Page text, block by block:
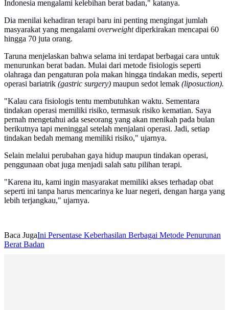
Indonesia mengalami kelebihan berat badan," katanya.
Dia menilai kehadiran terapi baru ini penting mengingat jumlah
masyarakat yang mengalami overweightdiperkirakan mencapai 60
hingga 70 juta orang.
Taruna menjelaskan bahwa selama ini terdapat berbagai cara untuk
menurunkan berat badan. Mulai dari metode fisiologis seperti
olahraga dan pengaturan pola makan hingga tindakan medis, seperti
operasi bariatrik (gastric surgery) maupun sedot lemak (liposuction).
"Kalau cara fisiologis tentu membutuhkan waktu. Sementara
tindakan operasi memiliki risiko, termasuk risiko kematian. Saya
pernah mengetahui ada seseorang yang akan menikah pada bulan
berikutnya tapi meninggal setelah menjalani operasi. Jadi, setiap
tindakan bedah memang memiliki risiko," ujarnya.
Selain melalui perubahan gaya hidup maupun tindakan operasi,
penggunaan obat juga menjadi salah satu pilihan terapi.
"Karena itu, kami ingin masyarakat memiliki akses terhadap obat
seperti ini tanpa harus mencarinya ke luar negeri, dengan harga yang
lebih terjangkau," ujarnya.
Baca JugaIni Persentase Keberhasilan Berbagai Metode Penurunan
Berat Badan